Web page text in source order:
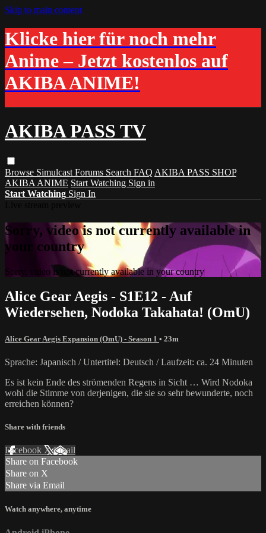
Skip to main content
Klicke hier für noch mehr
Anime – Jetzt kostenlos auf
AKIBA ANIME!
AKIBA PASS TV
Browse Simulcast Forums Search FAQ AKIBA PASS SHOP
AKIBA ANIME Start Watching Sign in
Start Watching Sign In
Sorry, video is not currently available in
your country
Sorry, video is not currently available in your country
Alice Gear Aegis - S1E12 - Auf
Wiedersehen, Nodoka Takahata! (OmU)
Alice Gear Aegis Expansion (OmU) - Season 1 • 23m
Sprache: Japanisch / Untertitel: Deutsch / Laufzeit: ca. 24 Minuten
Es ist kein Ende des strömenden Regens in Sicht … Wird Nodoka
wohl die Stimme von derjenigen, die sie so sehr bewunderte, noch
erreichen können?
Share with friends
Facebook XEmail
Share on Facebook
Share on X
Share via Email
Watch anywhere, anytime